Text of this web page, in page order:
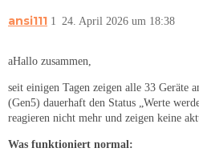
ansi111 24. April 2026 um 18:38
1
aHallo zusammen,
seit einigen Tagen zeigen alle 33 Geräte
(Gen5) dauerhaft den Status „Werte
reagieren nicht mehr und zeigen keine
Was funktioniert normal: